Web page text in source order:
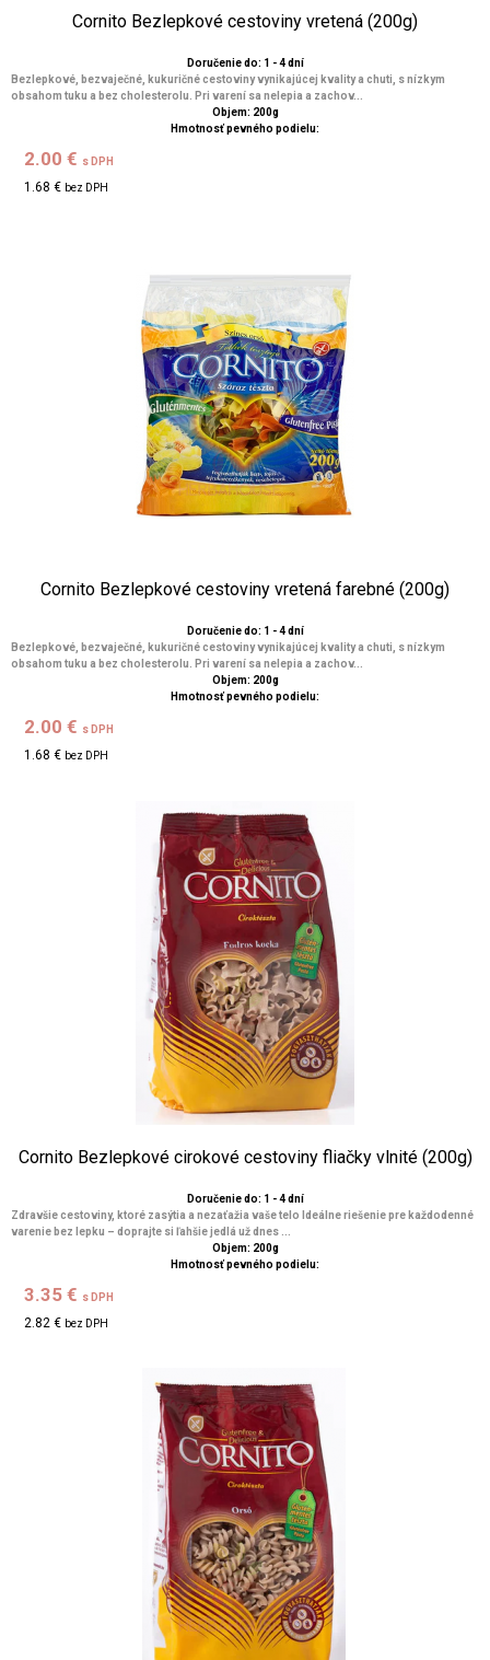
Cornito Bezlepkové cestoviny vretená (200g)
Doručenie do: 1 - 4 dní
Bezlepkové, bezvaječné, kukuričné cestoviny vynikajúcej kvality a chuti, s nízkym
obsahom tuku a bez cholesterolu. Pri varení sa nelepia a zachov...
Objem: 200g
Hmotnosť pevného podielu:
2.00 € s DPH
1.68 € bez DPH
Cornito Bezlepkové cestoviny vretená farebné (200g)
Doručenie do: 1 - 4 dní
Bezlepkové, bezvaječné, kukuričné cestoviny vynikajúcej kvality a chuti, s nízkym
obsahom tuku a bez cholesterolu. Pri varení sa nelepia a zachov...
Objem: 200g
Hmotnosť pevného podielu:
2.00 € s DPH
1.68 € bez DPH
Cornito Bezlepkové cirokové cestoviny fliačky vlnité (200g)
Doručenie do: 1 - 4 dní
Zdravšie cestoviny, ktoré zasýtia a nezaťažia vaše telo Ideálne riešenie pre každodenné
varenie bez lepku – doprajte si ľahšie jedlá už dnes ...
Objem: 200g
Hmotnosť pevného podielu:
3.35 € s DPH
2.82 € bez DPH